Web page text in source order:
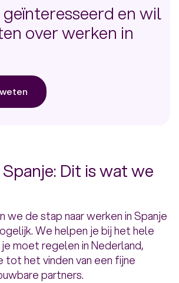
geïnteresseerd en wil
over werken in
Dit is wat we
we de stap naar werken in Spanje
We helpen je bij het hele
moet regelen in Nederland,
tot het vinden van een fijne
partners.